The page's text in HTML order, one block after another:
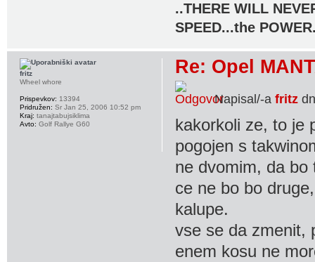
..THERE WILL
SPEED...the
Re: Opel
Napisal/-afritz
kakorkoli ze, to je
pogojen s
ne dvomim, da bo
ce ne bo bo
kalupe.
vse se da zmenit,
enem kosu ne
fritz
Wheel whore
Prispevkov: 13394
Pridružen: Sr Jan 25, 2006 10:52 pm
Kraj: tanajtabujsiklima
Avto: Golf Rallye G60